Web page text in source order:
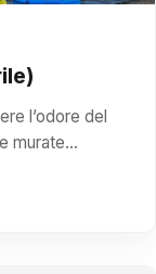
l’odore del
murate…